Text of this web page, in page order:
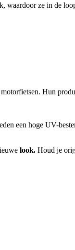
waardoor ze in de
Hun
een hoge UV-
look. Houd je